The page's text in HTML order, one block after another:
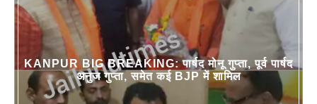
KANPUR BIG BREAKING: पार्षद मोनू गुप्ता, पूर्व पार्षद
अनुज गुप्ता, समेत कई BJP में शामिल